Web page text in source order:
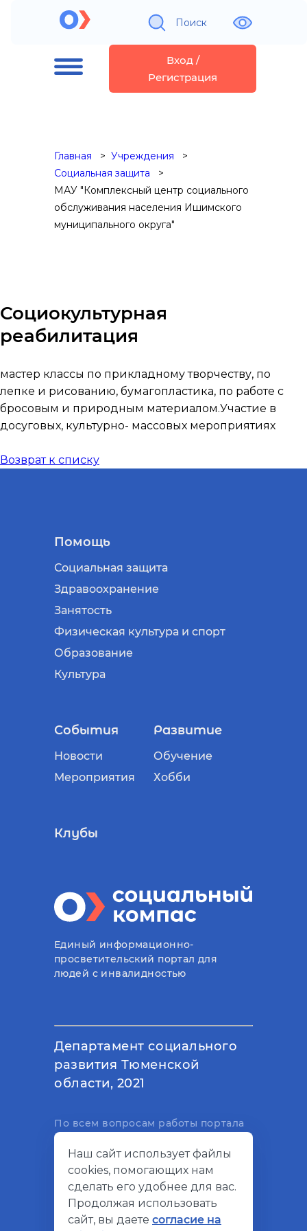
Поиск
Вход /
Регистрация
Главная
Учреждения
Социальная защита
МАУ "Комплексный центр социального
обслуживания населения Ишимского
муниципального округа"
Социокультурная
реабилитация
мастер классы по прикладному творчеству, по
лепке и рисованию, бумагопластика, по работе с
бросовым и природным материалом.Участие в
досуговых, культурно- массовых мероприятиях
Возврат к списку
Помощь
Социальная защита
Здравоохранение
Занятость
Физическая культура и спорт
Образование
Культура
События
Новости
Мероприятия
Развитие
Обучение
Хобби
Клубы
Единый информационно-
просветительский портал для
людей с инвалидностью
Департамент социального
развития Тюменской
области, 2021
По всем вопросам работы портала
электронный адрес
support@socialkompas.ru
Наш сайт использует файлы
cookies, помогающих нам
сделать его удобнее для вас.
Продолжая использовать
сайт, вы даете согласие на